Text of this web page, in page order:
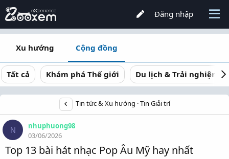
Đăng nhập
Xu hướng Cộng đồng
Tất cả Khám phá Thế giới Du lịch & Trải nghiệm
Tin tức & Xu hướng Tin Giải trí
N
nhuphuong98
03/06/2026
Top 13 bài hát nhạc Pop Âu Mỹ hay nhất